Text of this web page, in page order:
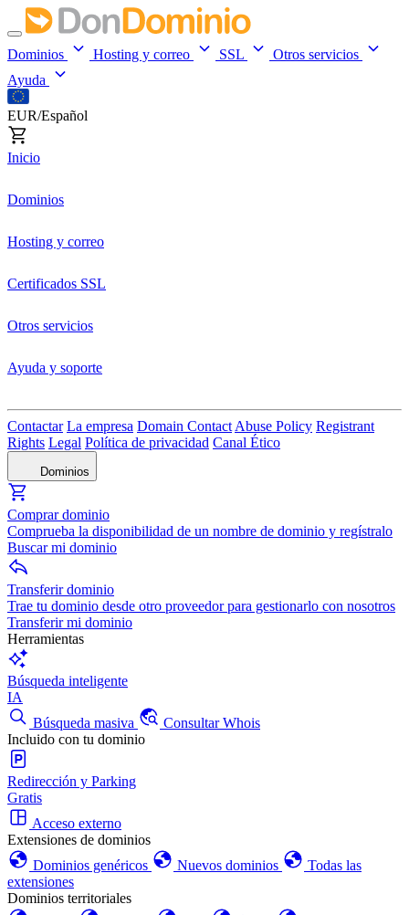
Dominios Hosting y correo SSL
Otros servicios
Ayuda
EUR/Español
Inicio
Dominios
Hosting y correo
Certificados SSL
Otros servicios
Ayuda y soporte
Contactar La empresa Domain Contact Abuse Policy Registrant
Rights Legal Política de privacidad Canal Ético
Dominios
Comprar dominio
Comprueba la disponibilidad de un nombre de dominio y regístralo
Buscar mi dominio
Transferir dominio
Trae tu dominio desde otro proveedor para gestionarlo con nosotros
Transferir mi dominio
Herramientas
Búsqueda inteligente
IA
Búsqueda masiva
Consultar Whois
Incluido con tu dominio
Redirección y Parking
Gratis
Acceso externo
Extensiones de dominios
Dominios genéricos
Nuevos dominios
Todas las
extensiones
Dominios territoriales